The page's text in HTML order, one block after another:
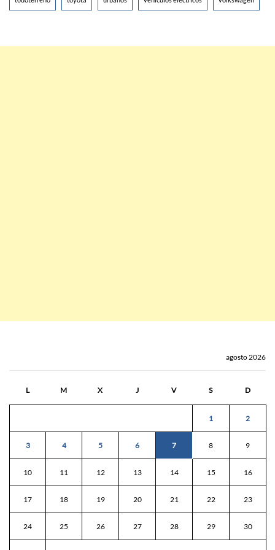
agosto 2026
L M X J V S D
1 2
3 4 5 6 7 8 9
10 11 12 13 14 15 16
17 18 19 20 21 22 23
24 25 26 27 28 29 30